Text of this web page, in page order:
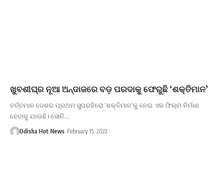
ଖୁବଶୀଘ୍ର ନୂଆ ଅନ୍ଦାଜରେ ବଡ଼ ପରଦାକୁ ଫେରୁଛି ‘ଶକ୍ତିମାନ’
ବର୍ତ୍ତମାନ ଦେଶର ପ୍ରଥମ ସୁପରହିରୋ ‘ଶକ୍ତିମାନ’କୁ ନେଇ ଏକ ଫିଲ୍ମ ନିର୍ମାଣ
ହେବାକୁ ଯାଉଛି। ସୋନି…
Odisha Hot News February 15, 2022